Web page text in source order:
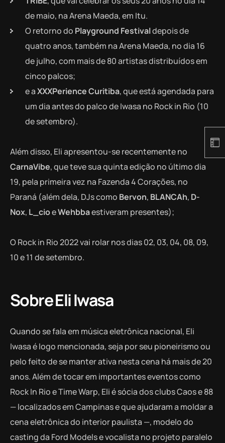
de maio, na Arena Maeda, em Itu.
O retorno do Playground Festivaldepois de
quatro anos, também na Arena Maeda, no dia 16
de julho, com mais de 80 artistas distribuídos em
cinco palcos;
e aXXXPerience Curitiba, que está agendada para
um dia antes do palco de Iwasa no Rock in Rio (10
de setembro).
Além disso, Eli apresentou-se recentemente no
CarnaVibe, que teve sua quinta edição no último dia
19, pela primeira vez na Fazenda 4 Corações, no
Paraná (além dela, DJs como Bervon, BLANCAh, D-
Nox, L_cioeWehbbaestiveram presentes);
O Rock in Rio 2022 vai rolar nos dias 02, 03, 04, 08, 09,
10 e 11 de setembro.
Sobre Eli Iwasa
Quando se fala em música eletrônica nacional, Eli
Iwasa é logo mencionada, seja por seu pioneirismo ou
pelo feito de se manter ativa nesta cena há mais de 20
anos. Além de tocar em importantes eventos como
Rock In Rio e Time Warp, Eli é sócia dos clubs Caos e 88
— localizados em Campinas e que ajudaram a moldar a
cena eletrônica do interior paulista —, modelo do
casting da Ford Models e vocalista no projeto paralelo